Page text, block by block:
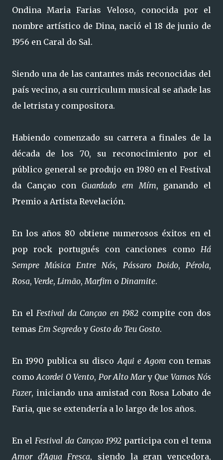
Ondina Maria Farias Veloso, conocida por el
nombre artístico de Dina, nació el 18 de junio de
1956 en Caral do Sal.
Siendo una de las cantantes más reconocidas del
país vecino, a su curriculum musical se añade las
de letrista y compositora.
Habiendo comenzado su carrera a finales de la
década de los 70, su reconocimiento por el
público general se produjo en 1980 en el Festival
da Cançao conGuardado em Mím, ganando el
Premio a Artista Revelación.
En los años 80 obtiene numerosos éxitos en el
pop rock portugués con canciones como Há
Sempre Música Entre Nós, Pássaro Doido, Pérola,
Rosa, Verde, Limão,Marfim o Dinamite.
En elFestival da Cançao en 1982 compite con dos
temas Em Segredoy Gosto do Teu Gosto.
En 1990 publica su discoAqui e Agoracon temas
comoAcordei O Vento, Por Alto Mary Que Vamos Nós
Fazer, iniciando una amistad con Rosa Lobato de
Faria, que se extendería a lo largo de los años.
En el Festival da Cançao 1992 participa con el tema
Amor d'Agua Fresca, siendo la gran vencedora,